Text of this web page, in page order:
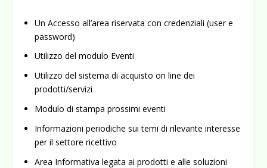
Un Accesso all’area riservata con credenziali (user e
password)
Utilizzo del modulo Eventi
Utilizzo del sistema di acquisto on line dei
prodotti/servizi
Modulo di stampa prossimi eventi
Informazioni periodiche sui temi di rilevante interesse
per il settore ricettivo
Area Informativa legata ai prodotti e alle soluzioni